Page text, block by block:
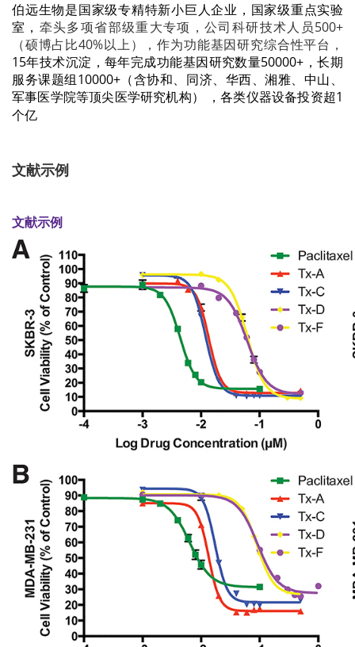
伯远生物是国家级专精特新小巨人企业， 国家级重点实验
室， 牵头多项省部级重大专项，公司科研技术人员500+
（硕博占比40%以上），作为功能基因研究综合性平台，
15年技术沉淀，每年完成功能基因研究数量50000+，长期
服务课题组10000+（含协和、同济、华西、湘雅、中山、
军事医学院等顶尖医学研究机构）
，各类仪器设备投资超1
个亿
文献示例
文献示例